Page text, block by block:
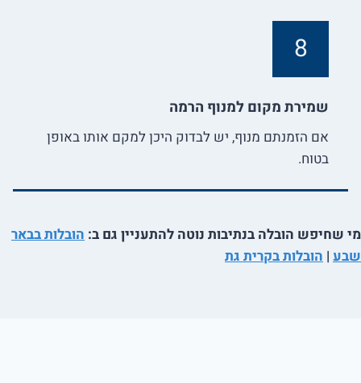
8
שמירת מקום למנוף הרמה
אם הזמנתם מנוף, יש לבדוק היכן למקם אותו באופן
בטוח.
מי שחיפש הובלה בנתיבות נוטה להתעניין גם ב: הובלות בבאר
שבע | הובלות בקרית גת